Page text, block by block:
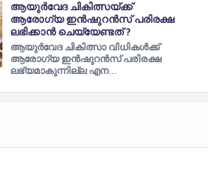
ആയുർവേദ ചികിത്സയ്ക്ക്
ആരോഗ്യ ഇൻഷുറൻസ് പരിരക്ഷ
ലഭിക്കാൻ ചെയ്യേണ്ടത് ?
ആയുർവേദ ചികിത്സാ വിധികൾക്ക്
ആരോഗ്യ ഇൻഷുറൻസ് പരിരക്ഷ
ലഭ്യമാകുന്നില്ല എന…